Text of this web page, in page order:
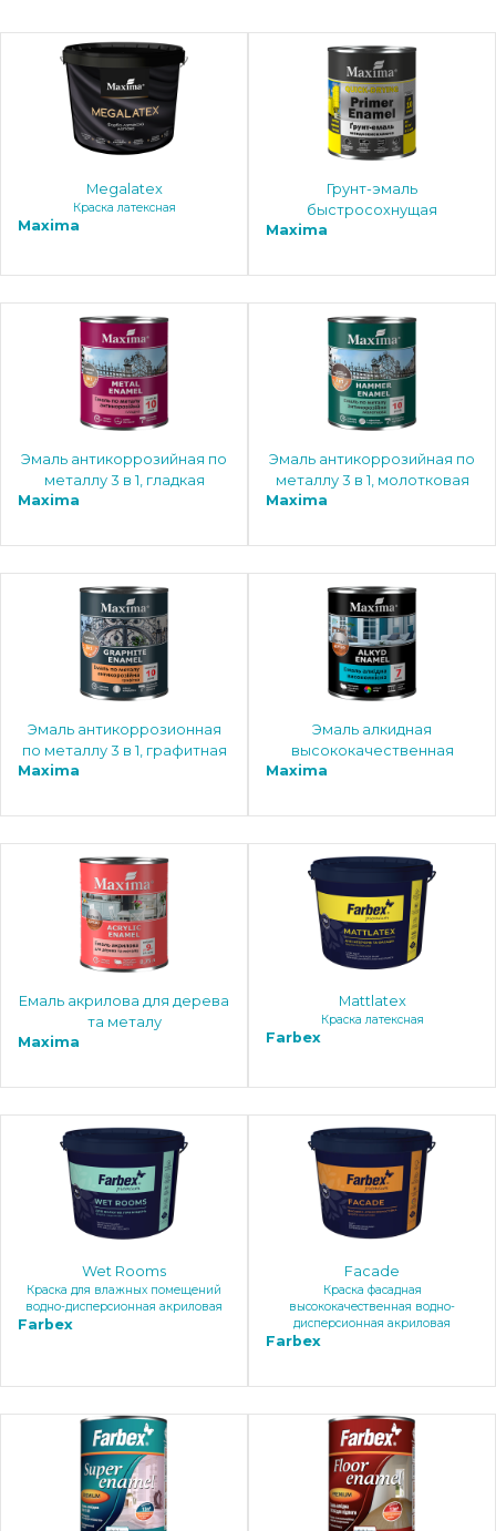
Megalatex
Краска латексная
Maxima
Грунт-эмаль
быстросохнущая
Maxima
Эмаль антикоррозийная по
металлу 3 в 1, гладкая
Maxima
Эмаль антикоррозийная по
металлу 3 в 1, молотковая
Maxima
Эмаль антикоррозионная
по металлу 3 в 1, графитная
Maxima
Эмаль алкидная
высококачественная
Maxima
Емаль акрилова для дерева
та металу
Maxima
Mattlatex
Краска латексная
Farbex
Wet Rooms
Краска для влажных помещений
водно-дисперсионная акриловая
Farbex
Facade
Краска фасадная
высококачественная водно-
дисперсионная акриловая
Farbex